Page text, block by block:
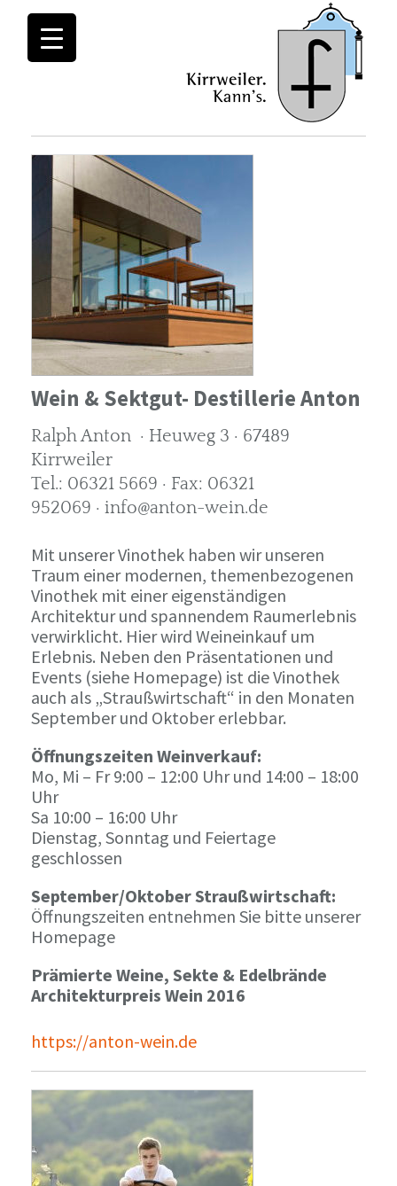
Wein & Sektgut- Destillerie Anton
Ralph Anton · Heuweg 3 · 67489
Kirrweiler
Tel.: 06321 5669 · Fax: 06321
952069 · info@anton-wein.de
Mit unserer Vinothek haben wir unseren
Traum einer modernen, themenbezogenen
Vinothek mit einer eigenständigen
Architektur und spannendem Raumerlebnis
verwirklicht. Hier wird Weineinkauf um
Erlebnis. Neben den Präsentationen und
Events (siehe Homepage) ist die Vinothek
auch als „Straußwirtschaft“ in den Monaten
September und Oktober erlebbar.
Öffnungszeiten Weinverkauf:
Mo, Mi – Fr 9:00 – 12:00 Uhr und 14:00 – 18:00
Uhr
Sa 10:00 – 16:00 Uhr
Dienstag, Sonntag und Feiertage
geschlossen
September/Oktober Straußwirtschaft:
Öffnungszeiten entnehmen Sie bitte unserer
Homepage
Prämierte Weine, Sekte & Edelbrände
Architekturpreis Wein 2016
https://anton-wein.de